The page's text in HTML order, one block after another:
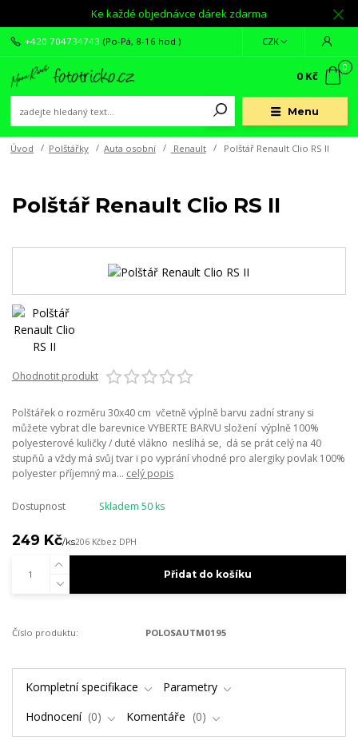
Ke každé objednávce dárek zdarma
Menu
CZK
+420 704734743 (Po-Pá, 8-16 hod.)
0
0 Kč
Úvod Polštářky Auta osobní Renault Polštář Renault Clio RS II
Polštář Renault Clio RS II
Ohodnotit produkt
Polštářek o rozměru 30x40 cm včetně výplně barvu zadní strany si
můžete vybrat dle barevnice VYBERTE BARVU složení výplně 100%
polyesterové kuličky / duté vlákno neslíhá se, dá se prát celý na 40
stupňů a vždy má svůj tvar i po vyprání vhodné pro alergiky povlak 100%
polyester příjemný ma... celý popis
Dostupnost Skladem 50 ks
249 Kč/ks206 Kčbez DPH
Přidat do košíku
Číslo produktu: POLOSAUTM0195
Kompletní specifikace
Parametry
Hodnocení
0 Komentáře 0